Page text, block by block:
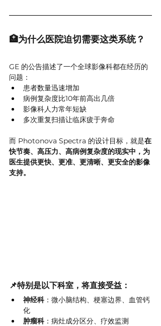
🏥为什么医院迫切需要这类系统？
GE 的公告描述了一个全球影像科都在经历的
问题：
患者数量迅速增加
病例复杂度比10年前高出几倍
影像科人力常年短缺
多次重复扫描让临床疲于奔命
而 Photonova Spectra 的设计目标，就是在
快节奏、高压力、高病例复杂度的现实中，为
医生提供更快、更准、更清晰、更安全的影像
支持。
📌特别是以下科室，将直接受益：
神经科 ：微小脑结构、梗塞边界、血管钙
化
肿瘤科 ：病灶成分区分、疗效监测